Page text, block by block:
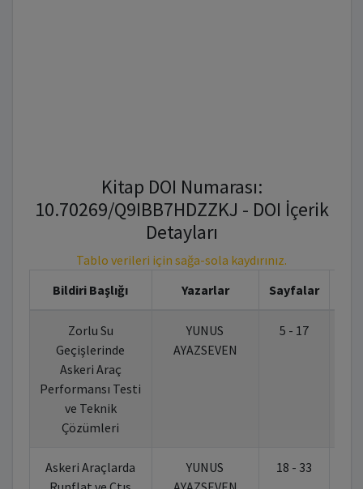
Kitap DOI Numarası:
10.70269/Q9IBB7HDZZKJ - DOI İçerik
Detayları
Tablo verileri için sağa-sola kaydırınız.
Bildiri Başlığı
Yazarlar Sayfalar
Zorlu Su
Geçişlerinde
Askeri Araç
Performansı Testi
ve Teknik
Çözümleri
YUNUS
AYAZSEVEN
5 - 17
Askeri Araçlarda
YUNUS
18 - 33